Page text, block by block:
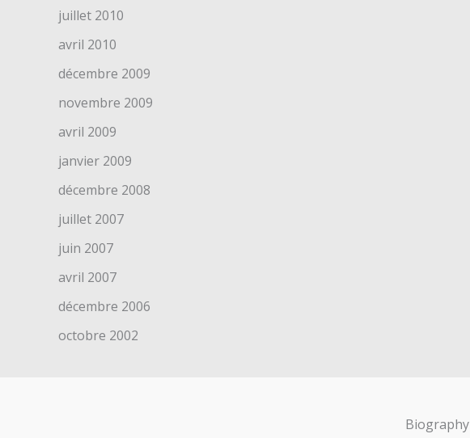
juillet 2010
avril 2010
décembre 2009
novembre 2009
avril 2009
janvier 2009
décembre 2008
juillet 2007
juin 2007
avril 2007
décembre 2006
octobre 2002
Biography